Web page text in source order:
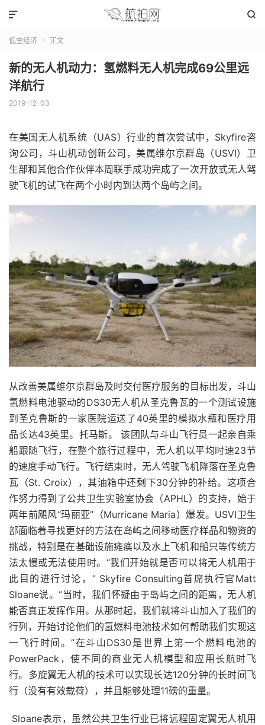


低空经济  正文
新的无人机动力：氢燃料无人机完成69公里远
洋航行
2019-12-03
在美国无人机系统（UAS）行业的首次尝试中，Skyfire咨
询公司，斗山机动创新公司，美属维尔京群岛（USVI）卫
生部和其他合作伙伴本周联手成功完成了一次开放式无人驾
驶飞机的试飞在两个小时内到达两个岛屿之间。
从改善美属维尔京群岛及时交付医疗服务的目标出发，斗山
氢燃料电池驱动的DS30无人机从圣克鲁瓦的一个测试设施
到圣克鲁斯的一家医院运送了40英里的模拟水瓶和医疗用
品长达43英里。托马斯。
该团队与斗山飞行员一起亲自乘
船跟随飞行，在整个旅行过程中，无人机以平均时速23节
的速度手动飞行。飞行结束时，无人驾驶飞机降落在圣克鲁
瓦（St. Croix），其油箱中还剩下30分钟的补给。 这项合
作努力得到了公共卫生实验室协会（APHL）的支持，始于
两年前飓风“玛丽亚”（Murricane Maria）爆发。USVI卫生
部面临着寻找更好的方法在岛屿之间移动医疗样品和物资的
挑战，特别是在基础设施瘫痪以及水上飞机和船只等传统方
法太慢或无法使用时。 “我们开始就是否可以将无人机用于
此目的进行讨论，” Skyfire Consulting首席执行官Matt
Sloane说。“当时，我们怀疑由于岛屿之间的距离，无人机
能否真正发挥作用。从那时起，我们就将斗山加入了我们的
行列，开始讨论他们的氢燃料电池技术如何帮助我们实现这
一飞行时间。”在斗山DS30 是世界上第一个燃料电池的
PowerPack，使不同的商业无人机模型和应用长航时飞
行。多旋翼无人机的技术可以实现长达120分钟的长时间飞
行（没有有效载荷），并且能够处理11磅的重量。
Sloane表示，虽然公共卫生行业已将远程固定翼无人机用